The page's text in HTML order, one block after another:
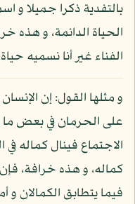
بالتفدية ذكرا جميلا و
الحياة الدائمة، و هذه
الفناء غير أنا نسميه
و مثلها القول: إن
على الحرمان في بعض
الاجتماع فينال كماله في
كماله، و هذه خرافة،
فيما يتطابق الكمالان